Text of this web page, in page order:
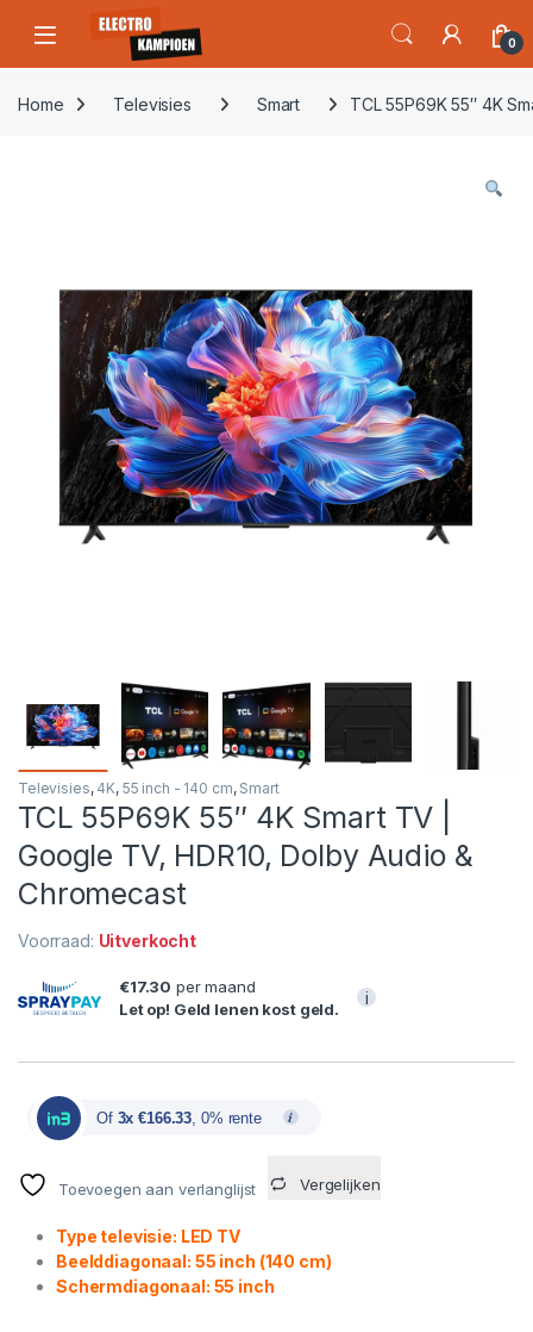
Skip to navigation
Skip to content
Open 0
Home Televisies Smart TCL 55P69K 55″ 4K
Televisies, 4K, 55 inch - 140 cm, Smart
TCL 55P69K 55″ 4K Smart TV |
Google TV, HDR10, Dolby Audio &
Chromecast
Voorraad: Uitverkocht
€17.30 per maand
Let op! Geld lenen kost geld.
i
Of 3x €166.33, 0% rente
Toevoegen aan verlanglijst Vergelijken
Type televisie: LED TV
Beelddiagonaal: 55 inch (140 cm)
Schermdiagonaal: 55 inch